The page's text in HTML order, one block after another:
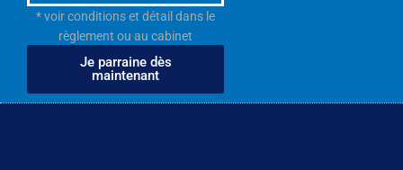
* voir conditions et détail dans le
règlement ou au cabinet
Je parraine dès
maintenant